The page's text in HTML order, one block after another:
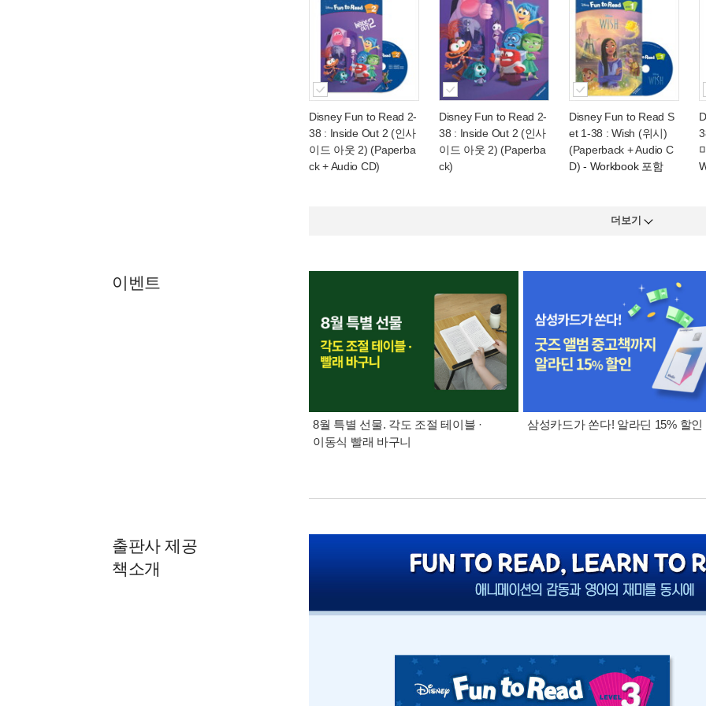
Disney Fun to Read 2-
38 : Inside Out 2 (인사
이드 아웃 2) (Paperba
ck + Audio CD)
Disney Fun to Read 2-
38 : Inside Out 2 (인사
이드 아웃 2) (Paperba
ck)
Disney Fun to Read S
et 1-38 : Wish (위시)
(Paperback + Audio C
D) - Workbook 포함
더보기
이벤트
8월 특별 선물. 각도 조절 테이블 ·
이동식 빨래 바구니
삼성카드가 쏜다! 알라딘 15% 할인
출판사 제공
책소개